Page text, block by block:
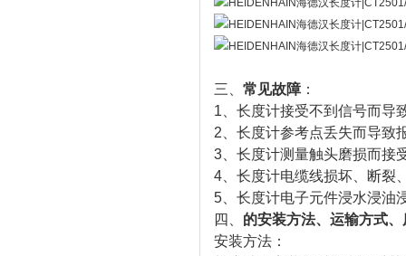
三、 常见故障 ：
1、长度计接受不到信号而导
2、长度计参考点丢失而导致
3、长度计测量触头磨损而接
4、长度计电缆线损坏、断裂
5、长度计电子元件浸水浸油
四、 的安装方法、运输方式
安装方法：